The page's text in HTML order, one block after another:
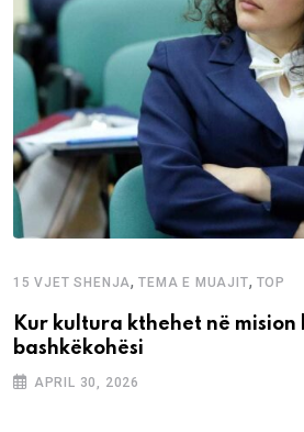
15 VJET SHENJA,TEMA E MUAJIT, TOP
Kur kultura kthehet në mision
bashkëkohësi
APRIL 30, 2026